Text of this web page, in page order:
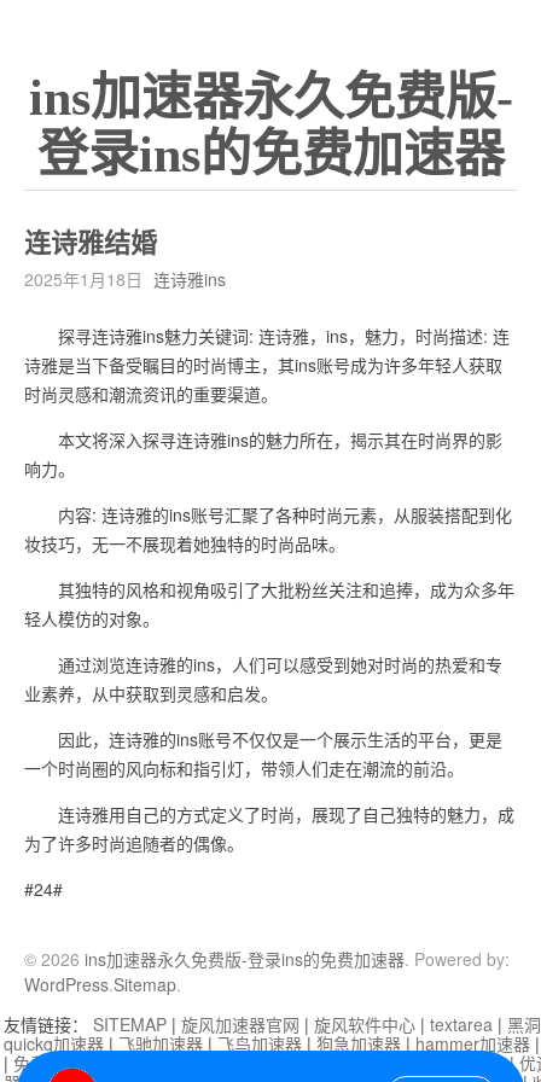
ins加速器永久免费版-
登录ins的免费加速器
连诗雅结婚
2025年1月18日 连诗雅ins
探寻连诗雅ins魅力关键词: 连诗雅，ins，魅力，时尚描述: 连
诗雅是当下备受瞩目的时尚博主，其ins账号成为许多年轻人获取
时尚灵感和潮流资讯的重要渠道。
本文将深入探寻连诗雅ins的魅力所在，揭示其在时尚界的影
响力。
内容: 连诗雅的ins账号汇聚了各种时尚元素，从服装搭配到化
妆技巧，无一不展现着她独特的时尚品味。
其独特的风格和视角吸引了大批粉丝关注和追捧，成为众多年
轻人模仿的对象。
通过浏览连诗雅的ins，人们可以感受到她对时尚的热爱和专
业素养，从中获取到灵感和启发。
因此，连诗雅的ins账号不仅仅是一个展示生活的平台，更是
一个时尚圈的风向标和指引灯，带领人们走在潮流的前沿。
连诗雅用自己的方式定义了时尚，展现了自己独特的魅力，成
为了许多时尚追随者的偶像。
#24#
© 2026 ins加速器永久免费版-登录ins的免费加速器. Powered by:
WordPress.Sitemap.
友情链接： SITEMAP | 旋风加速器官网 | 旋风软件中心 | textarea | 黑
quickq加速器 | 飞驰加速器 | 飞鸟加速器 | 狗急加速器 | hammer加速器
| 免费vqn加速外网 迷雾通|优